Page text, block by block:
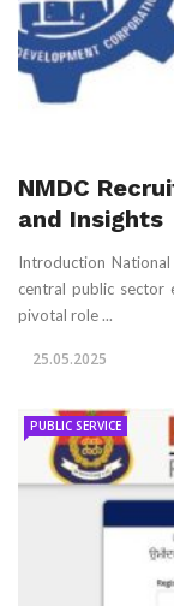
NMDC
and Insights
Introduction
central public sector
pivotal role ...
25.05.2025
PUBLIC SERVICE